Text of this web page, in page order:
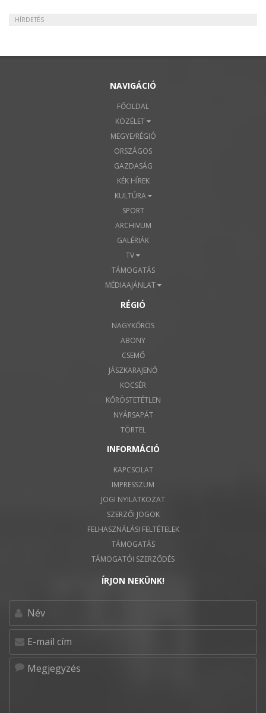
HÍRDETÉS
NAVIGÁCIÓ
FŐOLDAL
KÖZÉLET
MEGYE/RÉGIÓ
ORSZÁGOS
GAZDASÁG
KÉK HÍREK
KULTÚRA
SPORT
ARCHIVUM
GALÉRIÁK
TV
TÁMOGATÁS
MÉDIAAJÁNLAT
RÉGIÓ
NAGYKŐRÖS
ABONY
CSEMŐ
JÁSZKARAJENŐ
KOCSÉR
KŐRÖSTETÉTLEN
NYÁRSAPÁT
TÖRTEL
INFORMÁCIÓ
KAPCSOLAT
IMPRESSZUM
JOGI NYILATKOZAT
SZERZŐI JOGOK
FELHASZNÁLÁSI FELTÉTELEK
TÁMOGATÁS
TÁMOGATÓI SZERZŐDÉS
ÍRJON NEKÜNK!